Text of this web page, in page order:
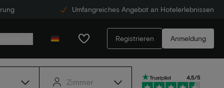
Umfangreiches Angebot an Hotelerlebnissen
Registrieren Anmeldung
Zimmer